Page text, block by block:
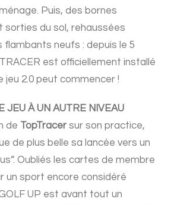
Puis, des bornes
sorties du sol, rehaussées
flambants neufs : depuis le 5
est officiellement installé
jeu 2.0 peut commencer !
JEU ÀUN AUTRE NIVEAU
de TopTracer sur son practice,
de plus belle sa lancée vers un
Oubliés les cartes de membre
un sport encore considéré
UP est avant tout un